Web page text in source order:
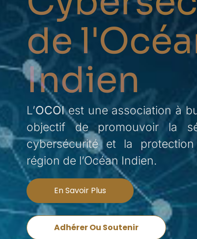
de
Indien
L’OCOIest une association à
objectif de promouvoir la
cybersécurité et la
région de l’Océan Indien.
En Savoir Plus
Adhérer Ou Soutenir